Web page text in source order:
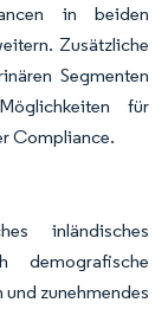
in beiden
Zusätzliche
Segmenten
für
Compliance.
inländisches
demografische
zunehmendes